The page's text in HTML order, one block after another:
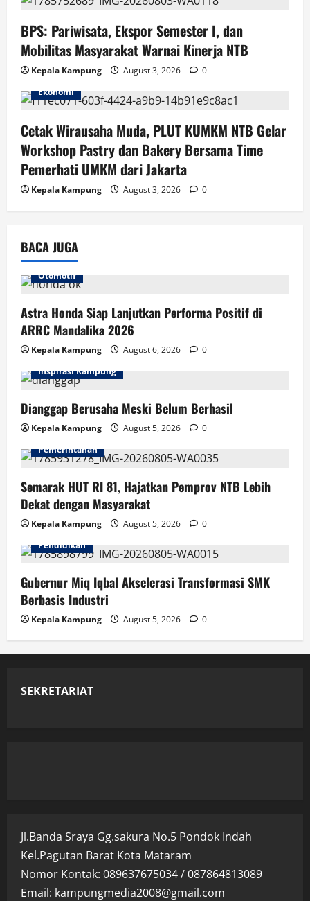
n
BPS: Pariwisata, Ekspor Semester I, dan
Mobilitas Masyarakat Warnai Kinerja NTB
Kepala Kampung August 3, 2026
0
Ekonomi
Cetak Wirausaha Muda, PLUT KUMKM NTB Gelar
Workshop Pastry dan Bakery Bersama Time
Pemerhati UMKM dari Jakarta
Kepala Kampung August 3, 2026 0
BACA JUGA
Otomotif
Astra Honda Siap Lanjutkan Performa Positif di
ARRC Mandalika 2026
Kepala Kampung August 6, 2026
0
Inspirasi Kampung
Dianggap Berusaha Meski Belum Berhasil
Kepala Kampung August 5, 2026
0
Pemerintahan
Semarak HUT RI 81, Hajatkan Pemprov NTB Lebih
Dekat dengan Masyarakat
Kepala Kampung August 5, 2026
0
Pendidikan
Gubernur Miq Iqbal Akselerasi Transformasi SMK
Berbasis Industri
Kepala Kampung August 5, 2026 0
SEKRETARIAT
Jl.Banda Sraya Gg.sakura No.5 Pondok Indah
Kel.Pagutan Barat Kota Mataram
Nomor Kontak: 089637675034 / 087864813089
Email: kampungmedia2008@gmail.com